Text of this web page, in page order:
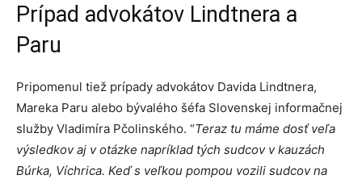
Prípad advokátov Lindtnera a
Paru
Pripomenul tiež prípady advokátov Davida Lindtnera,
Mareka Paru alebo bývalého šéfa Slovenskej informačnej
služby Vladimíra Pčolinského. “Teraz tu máme dosť veľa
výsledkov aj v otázke napríklad tých sudcov v kauzách
Búrka, Víchrica. Keď s veľkou pompou vozili sudcov na